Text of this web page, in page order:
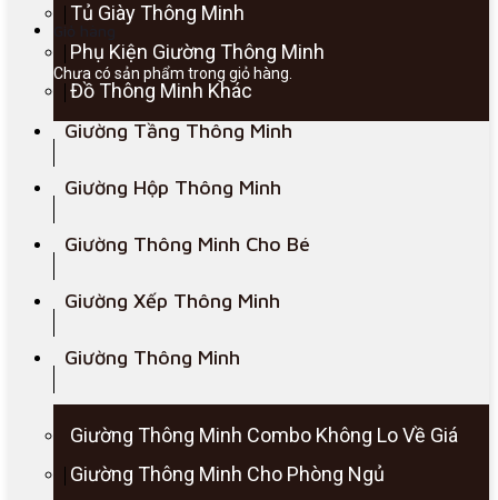
Giỏ hàng
Chưa có sản phẩm trong giỏ hàng.
Tủ Giày Thông Minh
Phụ Kiện Giường Thông Minh
Đồ Thông Minh Khác
Giường Tầng Thông Minh
Giường Hộp Thông Minh
Giường Thông Minh Cho Bé
Giường Xếp Thông Minh
Giường Thông Minh
Giường Thông Minh Combo Không Lo Về Giá
Giường Thông Minh Cho Phòng Ngủ